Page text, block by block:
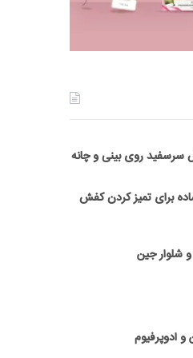
روی بینی و چانه
برای تمیز کردن کفش
و شلوار جین
ادوپرفیوم